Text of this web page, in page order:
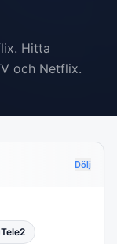
Hitta
och Netflix.
Dölj
Tele2